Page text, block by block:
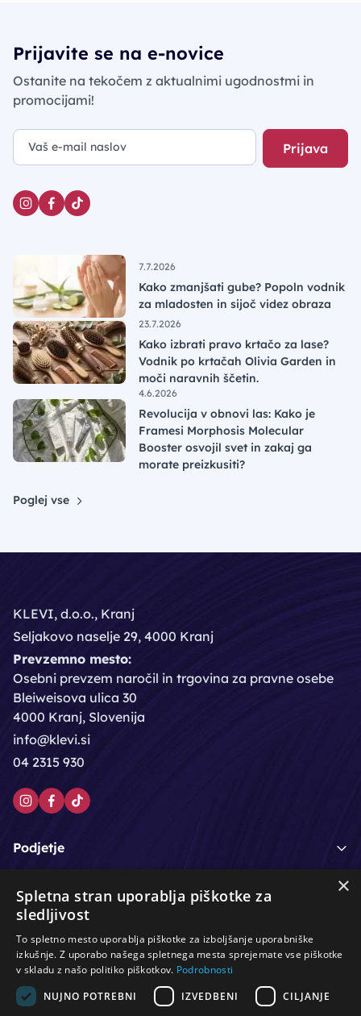
Prijavite se na e-novice
Ostanite na tekočem z aktualnimi ugodnostmi in
promocijami!
Prijava
7.7.2026
Kako zmanjšati gube? Popoln vodnik
za mladosten in sijoč videz obraza
23.7.2026
Kako izbrati pravo krtačo za lase?
Vodnik po krtačah Olivia Garden in
moči naravnih ščetin.
4.6.2026
Revolucija v obnovi las: Kako je
Framesi Morphosis Molecular
Booster osvojil svet in zakaj ga
morate preizkusiti?
Poglej vse
KLEVI, d.o.o., Kranj
Seljakovo naselje 29, 4000 Kranj
Prevzemno mesto:
Osebni prevzem naročil in trgovina za pravne osebe
Bleiweisova ulica 30
4000 Kranj, Slovenija
info@klevi.si
04 2315 930
Podjetje
Moj račun
Podpora strankam
Lasje & nega las / Roke & nohti / Orodje - kozmetično /
×
Spletna stran uporablja piškotke za
sledljivost
To spletno mesto uporablja piškotke za izboljšanje uporabniške
izkušnje. Z uporabo našega spletnega mesta sprejemate vse piškotke
v skladu z našo politiko piškotkov. Podrobnosti
NUJNO POTREBNI
IZVEDBENI CILJANJE